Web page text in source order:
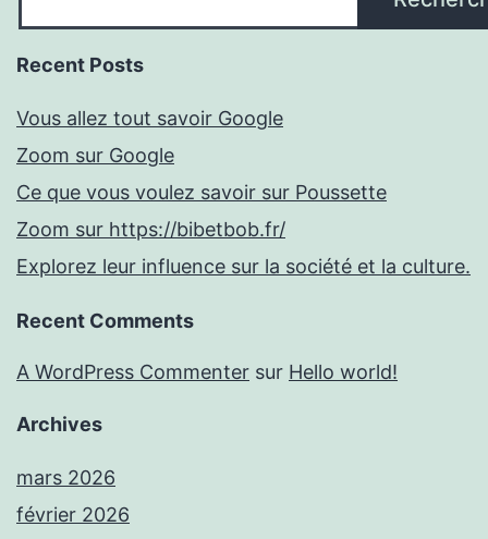
Recent Posts
Vous allez tout savoir Google
Zoom sur Google
Ce que vous voulez savoir sur Poussette
Zoom sur https://bibetbob.fr/
Explorez leur influence sur la société et la culture.
Recent Comments
A WordPress Commenter sur Hello world!
Archives
mars 2026
février 2026